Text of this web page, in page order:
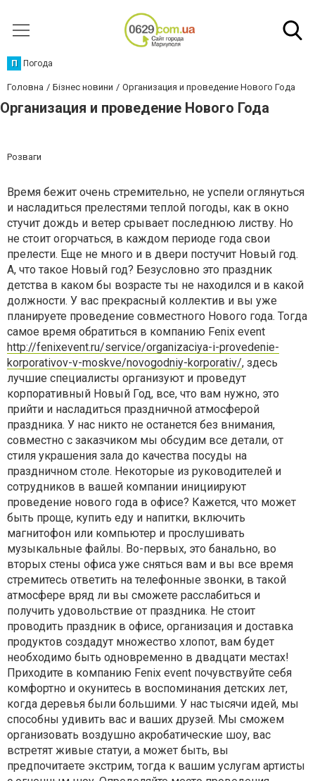
П Погода
Головна Бізнес новини Организация и проведение Нового Года
Организация и проведение Нового Года
Розваги
Время бежит очень стремительно, не успели оглянуться
и насладиться прелестями теплой погоды, как в окно
стучит дождь и ветер срывает последнюю листву. Но
не стоит огорчаться, в каждом периоде года свои
прелести. Еще не много и в двери постучит Новый год.
А, что такое Новый год? Безусловно это праздник
детства в каком бы возрасте ты не находился и в какой
должности. У вас прекрасный коллектив и вы уже
планируете проведение совместного Нового года. Тогда
самое время обратиться в компанию Fenix event
http://fenixevent.ru/service/organizaciya-i-provedenie-
korporativov-v-moskve/novogodniy-korporativ/, здесь
лучшие специалисты организуют и проведут
корпоративный Новый Год, все, что вам нужно, это
прийти и насладиться праздничной атмосферой
праздника. У нас никто не останется без внимания,
совместно с заказчиком мы обсудим все детали, от
стиля украшения зала до качества посуды на
праздничном столе. Некоторые из руководителей и
сотрудников в вашей компании инициируют
проведение нового года в офисе? Кажется, что может
быть проще, купить еду и напитки, включить
магнитофон или компьютер и прослушивать
музыкальные файлы. Во-первых, это банально, во
вторых стены офиса уже сняться вам и вы все время
стремитесь ответить на телефонные звонки, в такой
атмосфере вряд ли вы сможете расслабиться и
получить удовольствие от праздника. Не стоит
проводить праздник в офисе, организация и доставка
продуктов создадут множество хлопот, вам будет
необходимо быть одновременно в двадцати местах!
Приходите в компанию Fenix event почувствуйте себя
комфортно и окунитесь в воспоминания детских лет,
когда деревья были большими. У нас тысячи идей, мы
способны удивить вас и ваших друзей. Мы сможем
организовать воздушно акробатические шоу, вас
встретят живые статуи, а может быть, вы
предпочитаете экстрим, тогда к вашим услугам артисты